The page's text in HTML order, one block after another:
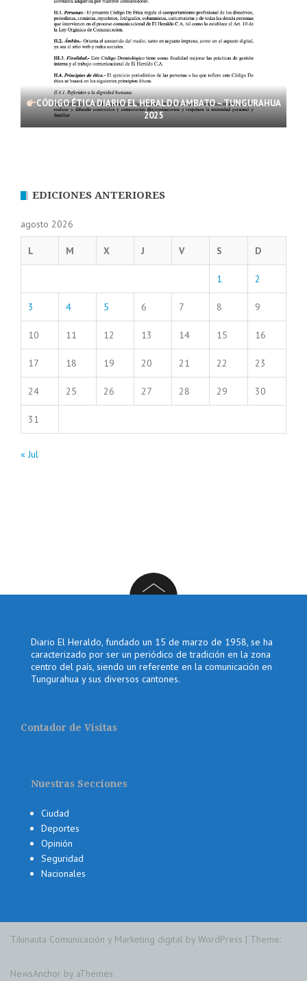
CÓDIGO ÉTICA DIARIO EL HERALDO AMBATO – TUNGURAHUA
2025
EDICIONES ANTERIORES
agosto 2026
L M X J V S D
1 2
3 4 5 6 7 8 9
10 11 12 13 14 15 16
17 18 19 20 21 22 23
24 25 26 27 28 29 30
31
« Jul
Diario El Heraldo, fundado un 15 de marzo de 1958, se ha
caracterizado por ser un periódico de tradición en la zona
centro del país, siendo un referente en la comunicación en
Tungurahua y sus diversos cantones.
Contador de Visitas
Nuestras Secciones
Ciudad
Deportes
Opinión
Seguridad
Nacionales
Tikinauta Comunicación y Marketing digital by WordPress | Theme:
NewsAnchor by aThemes.